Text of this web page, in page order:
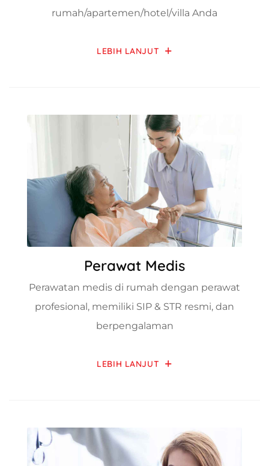
rumah/apartemen/hotel/villa Anda
LEBIH LANJUT
Perawat Medis
Perawatan medis di rumah dengan perawat
profesional, memiliki SIP & STR resmi, dan
berpengalaman
LEBIH LANJUT